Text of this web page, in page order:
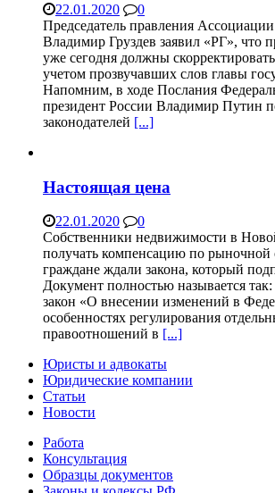
22.01.2020
0
Председатель правления
Владимир Груздев заявил «РГ», что
уже сегодня должны
учетом прозвучавших слов главы
Напомним, в ходе Послания
президент России Владимир Путин
законодателей [...]
Настоящая цена
22.01.2020
0
Собственники недвижимости в
получать компенсацию по
граждане ждали закона, который
Документ полностью называется
закон «О внесении изменений в
особенностях регулирования
правоотношений в [...]
Юристы и адвокаты
Юридические компании
Статьи
Новости
Работа
Консультация
Образцы документов